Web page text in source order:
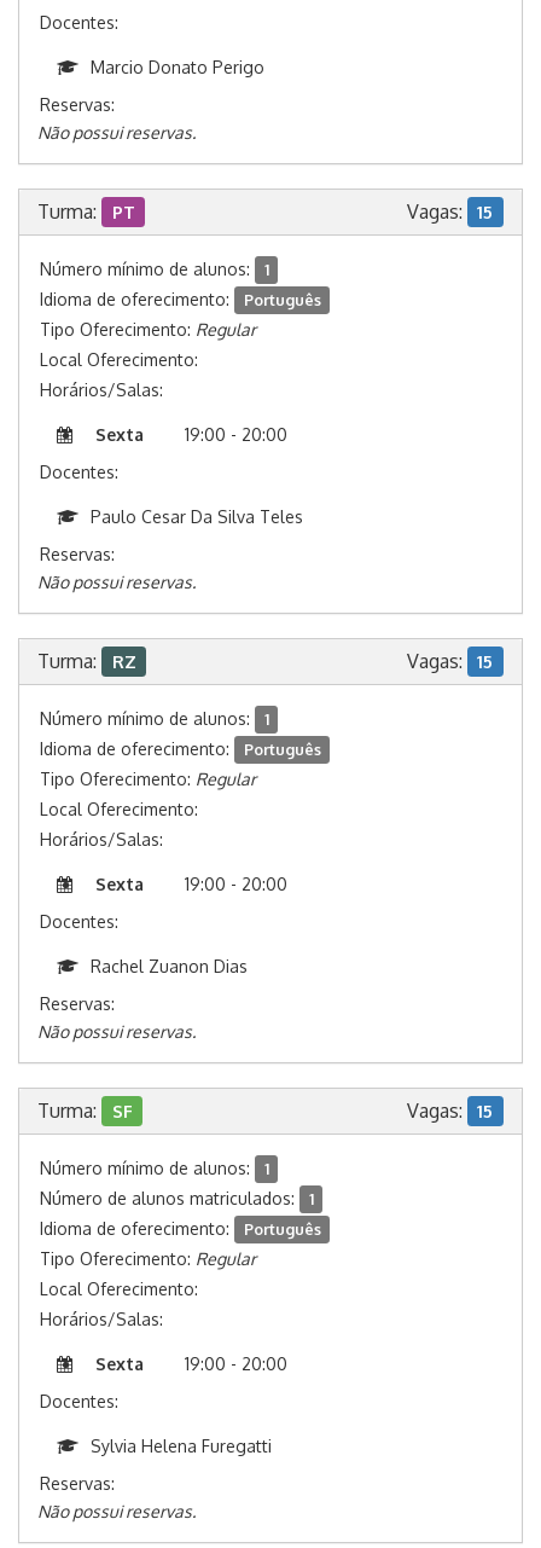
Docentes:
Marcio Donato Perigo
Reservas:
Não possui reservas.
Turma: PT Vagas: 15
Número mínimo de alunos: 1
Idioma de oferecimento: Português
Tipo Oferecimento: Regular
Local Oferecimento:
Horários/Salas:
Sexta
19:00 - 20:00
Docentes:
Paulo Cesar Da Silva Teles
Reservas:
Não possui reservas.
Turma: RZ Vagas: 15
Número mínimo de alunos: 1
Idioma de oferecimento: Português
Tipo Oferecimento: Regular
Local Oferecimento:
Horários/Salas:
Sexta
19:00 - 20:00
Docentes:
Rachel Zuanon Dias
Reservas:
Não possui reservas.
Turma: SF Vagas: 15
Número mínimo de alunos: 1
Número de alunos matriculados: 1
Idioma de oferecimento: Português
Tipo Oferecimento: Regular
Local Oferecimento:
Horários/Salas:
Sexta
19:00 - 20:00
Docentes:
Sylvia Helena Furegatti
Reservas:
Não possui reservas.